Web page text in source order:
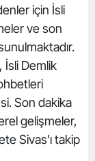
için İsli
ve son
İsli Demlik
Son dakika
gelişmeler,
Sivas'ı takip